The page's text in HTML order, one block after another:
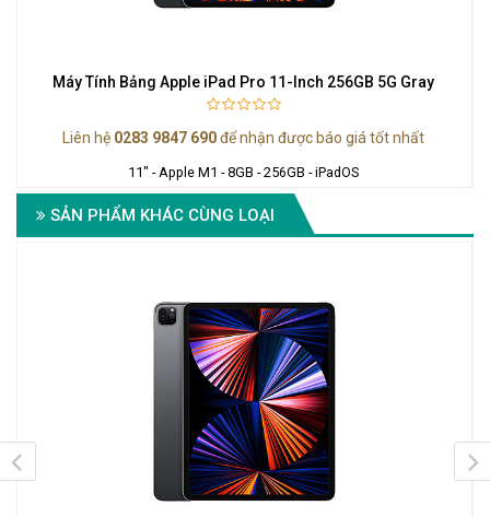
Máy Tính Bảng Apple iPad Pro 11-Inch 256GB 5G Gray
Liên hệ 0283 9847 690để nhận được báo giá tốt nhất
11" - Apple M1 - 8GB - 256GB - iPadOS
SẢN PHẨM KHÁC CÙNG LOẠI